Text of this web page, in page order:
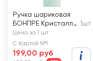
Ручка шариковая
БОНПРЕ Кристалл,
сувенирная, в
ассортименте
1шт
Цена за 1 шт
С Картой №1
199,00 руб